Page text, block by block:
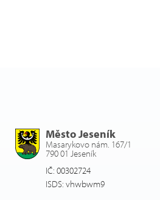
Město Jeseník
Masarykovo nám. 167/1
790 01 Jeseník
IČ: 00302724
ISDS: vhwbwm9